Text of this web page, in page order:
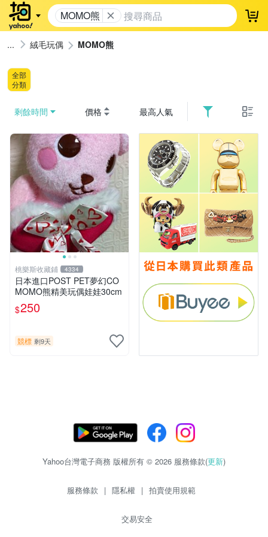
MOMO熊 登
絨毛玩偶 MOMO熊
全部
分類
剩餘時間 價格 最高人氣
桃樂斯收藏鋪 4334
日本進口POST PET夢幻CO
MOMO熊精美玩偶娃娃30cm
$250
競標 剩9天
Yahoo台灣電子商務 版權所有 © 2026 服務條款(更新)
服務條款 | 隱私權 | 拍賣使用規範
交易安全